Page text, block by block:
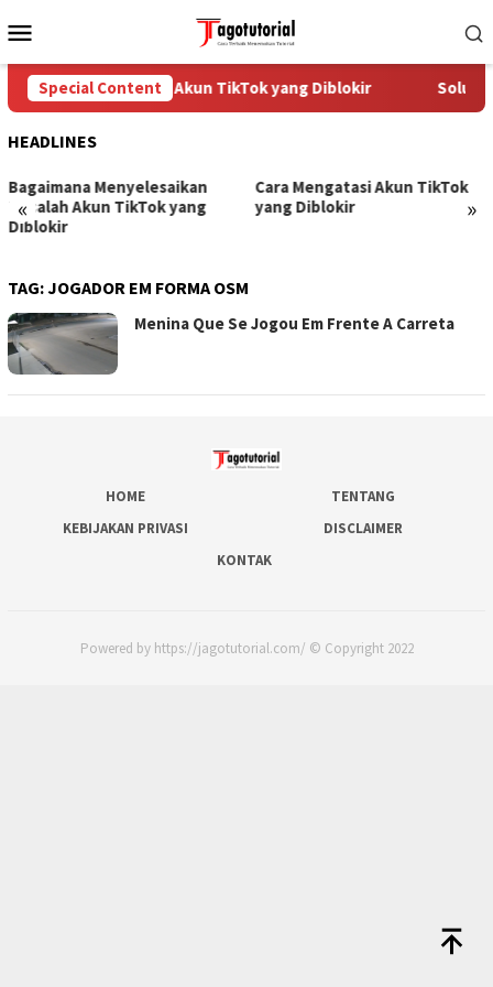
to
Menu
Special Content
Cara Mengatasi Akun TikTok yang Diblokir Solusi
HEADLINES
« »
Bagaimana Menyelesaikan
Masalah Akun TikTok yang
Diblokir
Cara Mengatasi Akun TikTok
yang Diblokir
TAG:JOGADOR EM FORMA OSM
Menina Que Se Jogou Em Frente A Carreta
HOME
TENTANG
KEBIJAKAN PRIVASI
DISCLAIMER
KONTAK
Powered by https://jagotutorial.com/ © Copyright 2022